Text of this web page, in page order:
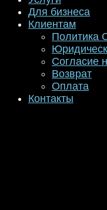
Для бизнеса
Клиентам
Политика
Согласие
Возврат
Оплата
Контакты